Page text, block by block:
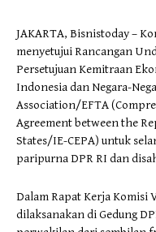
JAKARTA, Bisnistoday –
menyetujui Rancangan
Persetujuan Kemitraan
Indonesia dan Negara-
Association/EFTA
Agreement between the
States/IE-CEPA) untuk
paripurna DPR RI dan
Dalam Rapat Kerja Komisi
dilaksanakan di Gedung